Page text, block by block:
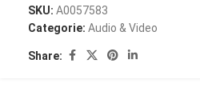
SKU: A0057583
Categorie: Audio & Video
Share: